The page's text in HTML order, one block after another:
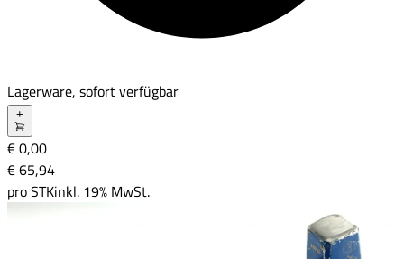
Lagerware, sofort verfügbar
€ 0,00
€ 65,94
proSTKinkl. 19% MwSt.